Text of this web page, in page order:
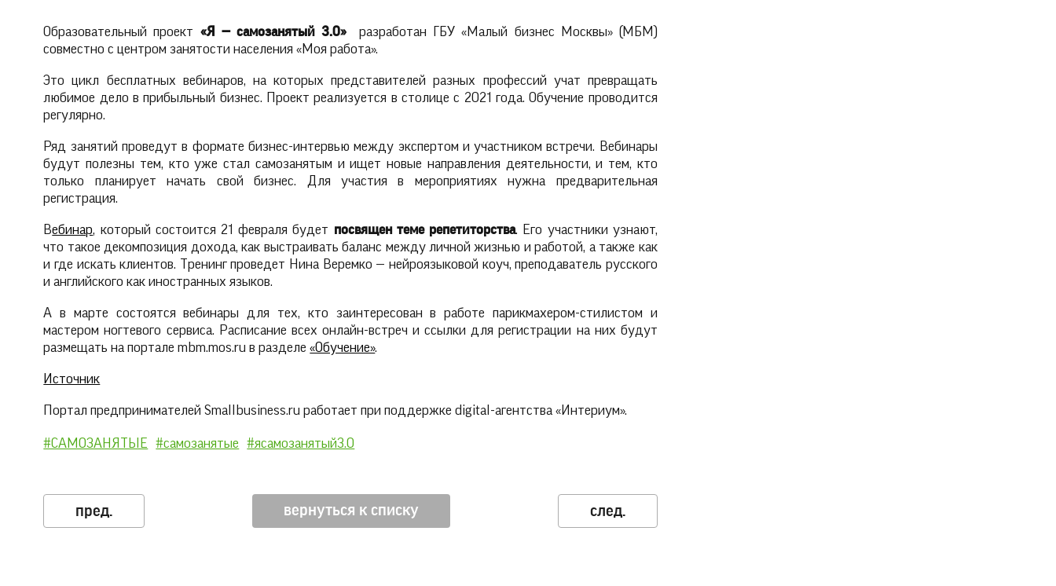
Образовательный проект «Я — самозанятый 3.0»разработан
ГБУ «Малый бизнес Москвы» (МБМ)
совместно с центром занятости населения «Моя работа».
Это цикл бесплатных вебинаров, на которых представителей разных профессий учат превращать
любимое дело в прибыльный бизнес. Проект реализуется в столице с 2021 года. Обучение проводится
регулярно.
Ряд занятий проведут в формате бизнес-интервью между экспертом и участником встречи. Вебинары
будут полезны тем, кто уже стал самозанятым и ищет новые направления деятельности, и тем, кто
только планирует начать свой бизнес. Для участия в мероприятиях нужна предварительная
регистрация.
Вебинар, который состоится 21 февраля будет посвящен теме репетиторства. Его участники узнают,
что такое декомпозиция дохода, как выстраивать баланс между личной жизнью и работой, а также как
и где искать клиентов. Тренинг проведет Нина Веремко — нейроязыковой коуч, преподаватель русского
и английского как иностранных языков.
А в марте состоятся вебинары для тех, кто заинтересован в работе парикмахером-стилистом и
мастером ногтевого сервиса. Расписание всех онлайн-встреч и ссылки для регистрации на них будут
размещать на портале mbm.mos.ru в разделе«Обучение».
Источник
Портал предпринимателей Smallbusiness.ru работает при поддержке digital-агентства «Интериум».
#САМОЗАНЯТЫЕ #самозанятые #ясамозанятый3.0
вернуться к списку